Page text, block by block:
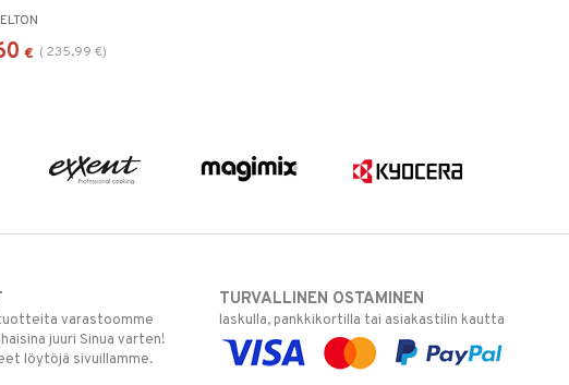
€ ( 235,99 €)
varastoomme
juuri Sinua varten!
löytöjä sivuillamme.
TURVALLINEN OSTAMINEN
laskulla, pankkikortilla tai asiakastilin kautta